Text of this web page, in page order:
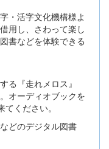
・活字文化機構様よ
用し、さわって楽し
書などを体験できる
る『走れメロス』
オーディオブックを
ください。
どのデジタル図書